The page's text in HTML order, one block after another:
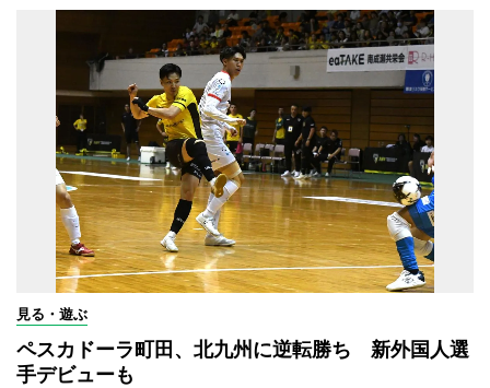
見る・遊ぶ
ペスカドーラ町田、北九州に逆転勝ち 新外国人選
手デビューも